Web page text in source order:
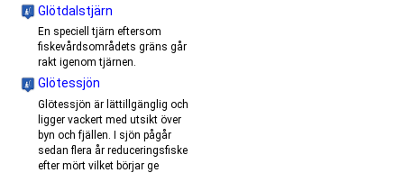
Glötdalstjärn
En speciell tjärn eftersom
fiskevårdsområdets gräns går
rakt igenom tjärnen.
Glötessjön
Glötessjön är lättillgänglig och
ligger vackert med utsikt över
byn och fjällen. I sjön pågår
sedan flera år reduceringsfiske
efter mört vilket börjar ge